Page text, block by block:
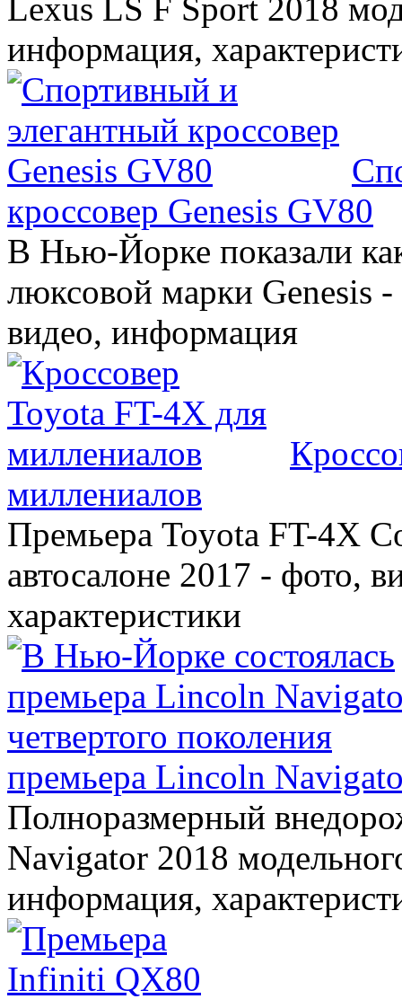
Lexus LS F Sport 2018
информация,
кроссовер Genesis GV80
В Нью-Йорке показали
люксовой марки Genesis
видео, информация
миллениалов
Премьера Toyota FT-4X
автосалоне 2017 - фото,
характеристики
премьера Lincoln
Полноразмерный
Navigator 2018
информация,